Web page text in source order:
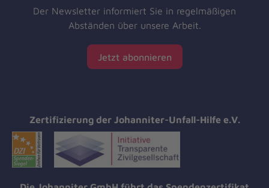
Der Newsletter informiert Sie in regelmäßigen
Abständen über unsere Arbeit.
Jetzt abonnieren
Zertifizierung der Johanniter-Unfall-Hilfe e.V.